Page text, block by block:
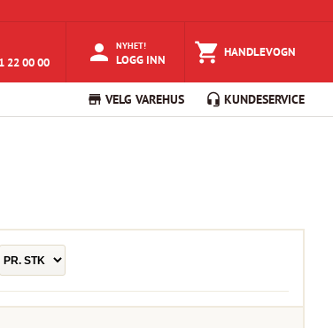
22 00 00
NYHET!
LOGG INN HANDLEVOGN
VELG VAREHUS KUNDESERVICE